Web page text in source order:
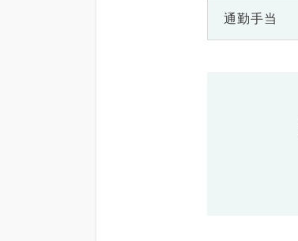
通勤手当